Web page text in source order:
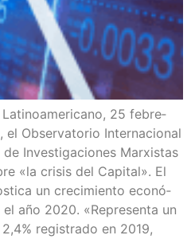
Lati­no­ame­ri­cano, 25 febre­
el Obser­va­to­rio Inter­na­cio­nal
Inves­ti­ga­cio­nes Mar­xis­tas
«la cri­sis del Capi­tal». El
un cre­ci­mien­to eco­nó­
año 2020. «Repre­sen­ta un
regis­tra­do en 2019,